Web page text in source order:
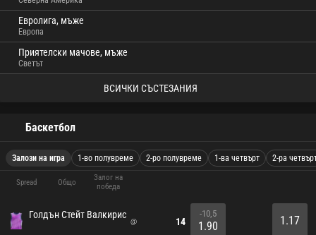
Евролига, мъже
Европа
Приятелски мачове, мъже
Светът
ВСИЧКИ СЪСТЕЗАНИЯ
Баскетбол
Залози на игра 1-во полувреме 2-ро полувреме 1-ва четвърт 2-ра
Spread Общо
Залог на
победа
Голдън Стейт Валкирис
@ 14
-10,5
1.90 1.17